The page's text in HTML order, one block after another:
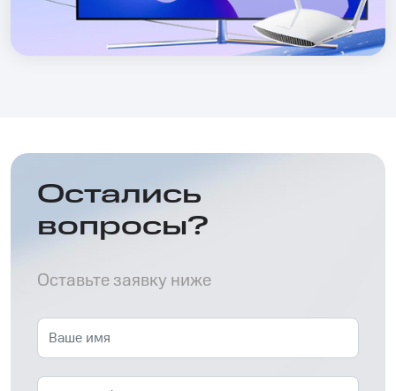
Остались
вопросы?
Оставьте заявку ниже